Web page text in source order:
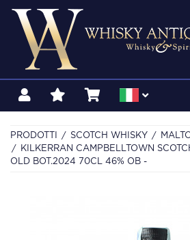
PRODOTTI SCOTCH WHISKY
KILKERRAN CAMPBELLTOWN
OLD BOT.2024 70CL 46% OB -